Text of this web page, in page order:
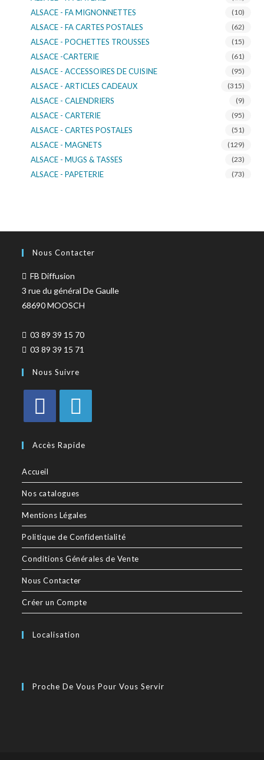
ALSACE - FA MIGNONNETTES (10)
ALSACE - FA CARTES POSTALES (62)
ALSACE - POCHETTES TROUSSES (15)
ALSACE -CARTERIE (61)
ALSACE - ACCESSOIRES DE CUISINE (95)
ALSACE - ARTICLES CADEAUX (315)
ALSACE - CALENDRIERS (9)
ALSACE - CARTERIE (95)
ALSACE - CARTES POSTALES (51)
ALSACE - MAGNETS (129)
ALSACE - MUGS & TASSES (23)
ALSACE - PAPETERIE (73)
Nous Contacter
FB Diffusion
3 rue du général De Gaulle
68690 MOOSCH
03 89 39 15 70
03 89 39 15 71
Nous Suivre
Accès Rapide
Accueil
Nos catalogues
Mentions Légales
Politique de Confidentialité
Conditions Générales de Vente
Nous Contacter
Créer un Compte
Localisation
Proche De Vous Pour Vous Servir